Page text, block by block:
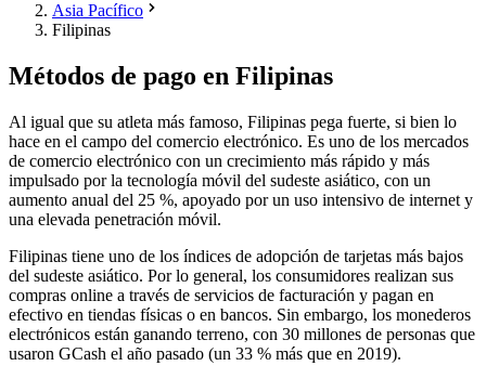
Asia Pacífico
Filipinas
Métodos de pago en Filipinas
Al igual que su atleta más famoso, Filipinas pega fuerte, si bien lo
hace en el campo del comercio electrónico. Es uno de los mercados
de comercio electrónico con un crecimiento más rápido y más
impulsado por la tecnología móvil del sudeste asiático, con un
aumento anual del 25 %, apoyado por un uso intensivo de internet y
una elevada penetración móvil.
Filipinas tiene uno de los índices de adopción de tarjetas más bajos
del sudeste asiático. Por lo general, los consumidores realizan sus
compras online a través de servicios de facturación y pagan en
efectivo en tiendas físicas o en bancos. Sin embargo, los monederos
electrónicos están ganando terreno, con 30 millones de personas que
usaron GCash el año pasado (un 33 % más que en 2019).